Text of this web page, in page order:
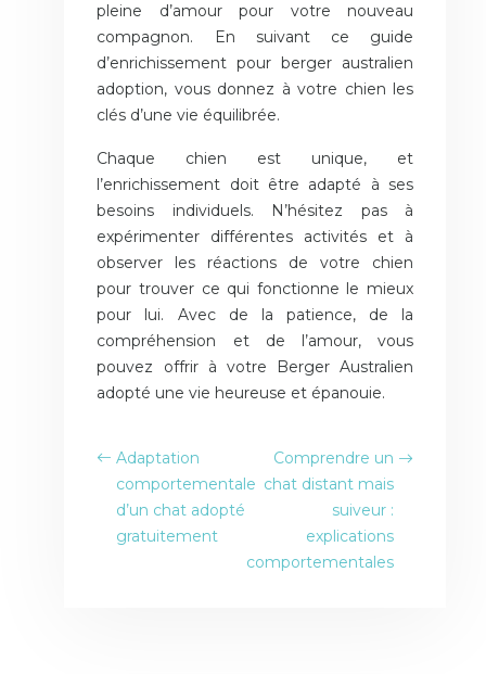
pleine d’amour pour votre nouveau
compagnon. En suivant ce guide
d’enrichissement pour berger australien
adoption, vous donnez à votre chien les
clés d’une vie équilibrée.
Chaque chien est unique, et
l’enrichissement doit être adapté à ses
besoins individuels. N’hésitez pas à
expérimenter différentes activités et à
observer les réactions de votre chien
pour trouver ce qui fonctionne le mieux
pour lui. Avec de la patience, de la
compréhension et de l’amour, vous
pouvez offrir à votre Berger Australien
adopté une vie heureuse et épanouie.
Adaptation
comportementale
d’un chat adopté
gratuitement
Comprendre un
chat distant mais
suiveur :
explications
comportementales